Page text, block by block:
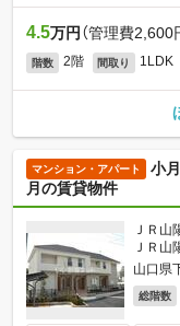
4.5万円 （管理費2,600
階数 2階 間取り 1LDK
マンション・アパート
小
月の賃貸物件
ＪＲ山
ＪＲ山
山口県
総階数